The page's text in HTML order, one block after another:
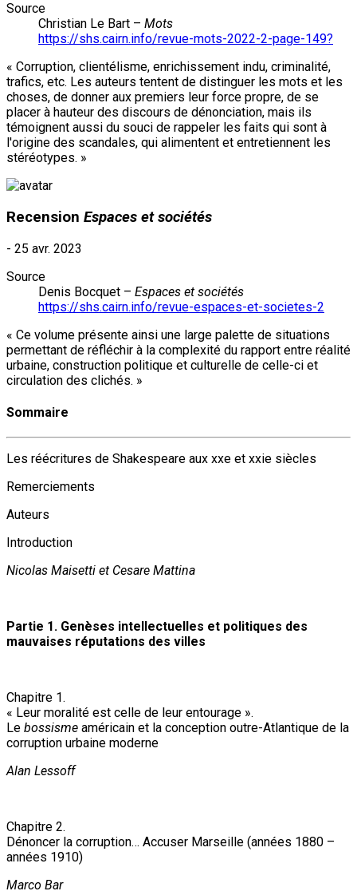
Source
Christian Le Bart – Mots
https://shs.cairn.info/revue-mots-2022-2-page-149?
« Corruption, clientélisme, enrichissement indu, criminalité,
trafics, etc. Les auteurs tentent de distinguer les mots et les
choses, de donner aux premiers leur force propre, de se
placer à hauteur des discours de dénonciation, mais ils
témoignent aussi du souci de rappeler les faits qui sont à
l'origine des scandales, qui alimentent et entretiennent les
stéréotypes. »
Recension Espaces et sociétés
- 25 avr. 2023
Source
Denis Bocquet – Espaces et sociétés
https://shs.cairn.info/revue-espaces-et-societes-2
« Ce volume présente ainsi une large palette de situations
permettant de réfléchir à la complexité du rapport entre réalité
urbaine, construction politique et culturelle de celle-ci et
circulation des clichés. »
Sommaire
Les réécritures de Shakespeare aux xxe et xxie siècles
Remerciements
Auteurs
Introduction
Nicolas Maisetti et Cesare Mattina
Partie 1. Genèses intellectuelles et politiques des
mauvaises réputations des villes
Chapitre 1.
« Leur moralité est celle de leur entourage ».
Le bossisme américain et la conception outre-Atlantique de la
corruption urbaine moderne
Alan Lessoff
Chapitre 2.
Dénoncer la corruption… Accuser Marseille (années 1880 –
années 1910)
Marco Bar